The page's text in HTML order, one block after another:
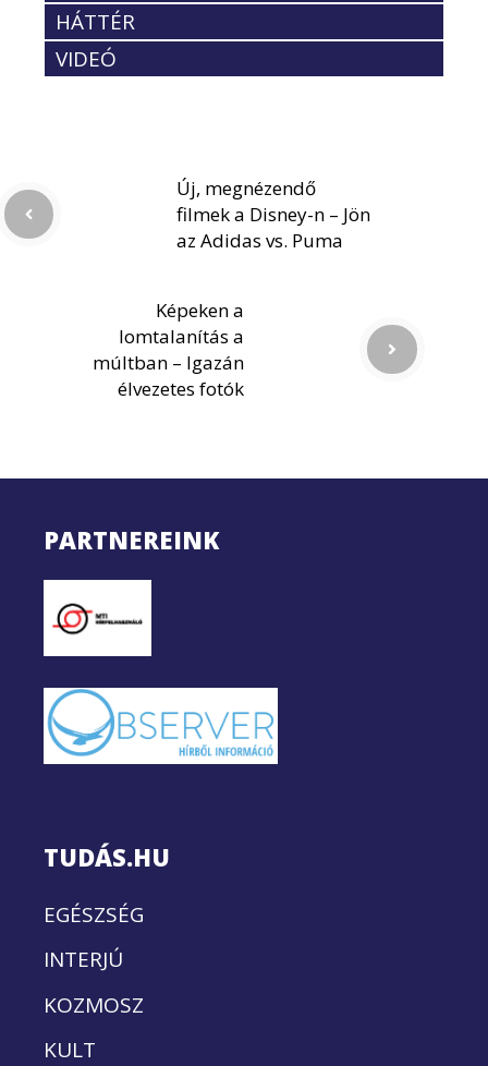
HÁTTÉR
VIDEÓ
Új, megnézendő
filmek a Disney-n – Jön
az Adidas vs. Puma
Képeken a
lomtalanítás a
múltban – Igazán
élvezetes fotók
PARTNEREINK
TUDÁS.HU
EGÉSZSÉG
INTERJÚ
KOZMOSZ
KULT